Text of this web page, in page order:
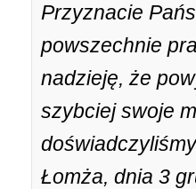
Przyznacie
powszechnie
nadzieję, że
szybciej swoje
Łomża, dnia 3